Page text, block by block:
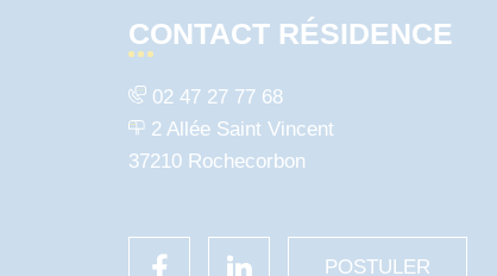
CONTACT RÉSIDENCE
02 47 27 77 68
2 Allée Saint Vincent
37210 Rochecorbon
POSTULER